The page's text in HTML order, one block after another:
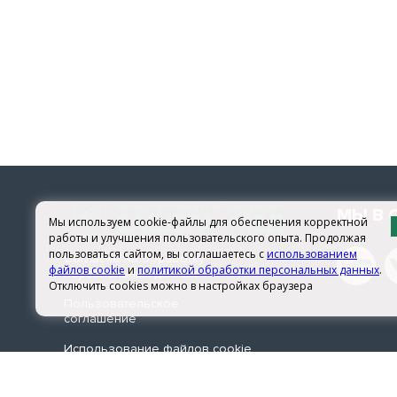
Как
Купить
любым
в
разделе
Согласие на обработку
персональных данных
соглашение
Использование файлов сookie
МЫ В
Мы используем cookie-файлы для обеспечения корректной
работы и улучшения пользовательского опыта. Продолжая
пользоваться сайтом, вы соглашаетесь с использованием
файлов cookie и политикой обработки персональных данных.
Отключить cookies можно в настройках браузера